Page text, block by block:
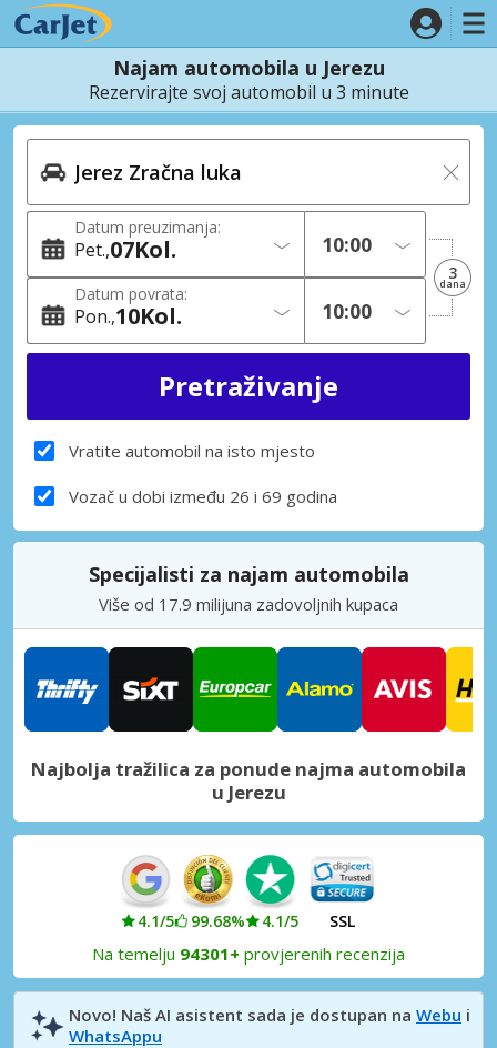
Najam automobila u Jerezu
Rezervirajte svoj automobil u 3 minute
Datum preuzimanja:
Pet. 07Kol.
Datum povrata:
Pon. 10Kol.
3
dana
Vratite automobil na isto mjesto
Vozač u dobi između 26 i 69 godina
Specijalisti za najam automobila
Više od 17.9 milijuna zadovoljnih kupaca
Najbolja tražilica za ponude najma automobila
u Jerezu
4.1/5 99.68% 4.1/5 SSL
Na temelju 94301+ provjerenih recenzija
Novo! Naš AI asistent sada je dostupan na Webu i
WhatsAppu